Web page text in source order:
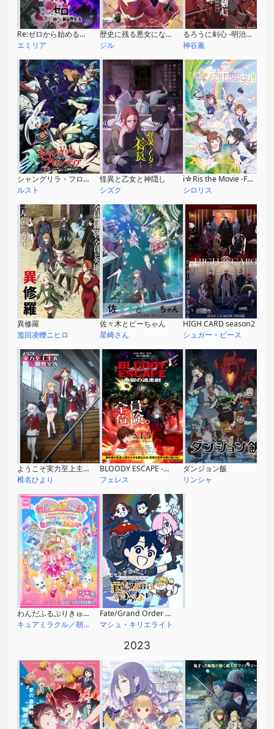
Re:ゼロから始める異世界生活 3rd season 襲撃編
エミリア
歴史に残る悪女になるぞ
ジル
るろうに剣心 -明治剣客浪漫譚- 京都動乱
神谷薫
シャングリラ・フロンティア〜クソゲーハンター、神ゲーに挑まんとす〜 2nd season
ルスト
怪異と乙女と神隠し
シズク
i☆Ris the Movie -Full Energy!!-
シロリス
異修羅
濫回凌轢ニヒロ
佐々木とピーちゃん
星崎さん
HIGH CARD season2
シュガー・ピース
ようこそ実力至上主義の教室へ 3rd Season
椎名ひより
BLOODY ESCAPE -地獄の逃走劇-
フェレス
ダンジョン飯
リンシャ
わんだふるぷりきゅあ！ざ・むーびー！ドキドキ♡ゲームの世界で大冒険！
キュアミラクル／朝日奈みらい
Fate/Grand Order 藤丸立香はわからない Season2
マシュ・キリエライト
2023